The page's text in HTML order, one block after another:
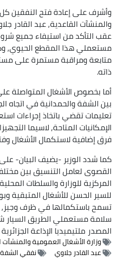
وأشرف على إعادة فتح النفقين كل
والمنشآت القاعدية, عبد القادر
عقب التأكد من استيفاء جميع شروط
مستعملي هذا المقطع الحيوي,
متابعة ومراقبة مستمرة على
ذاته.
أما بخصوص الأشغال المتواصلة
بين الشفة والحمدانية في اتجاه
تعليمات تقضي باتخاذ إجراءات
الإمكانيات المتاحة, لاسيما
فرق إضافية لاستكمال الأشغال
كما شدد الوزير -يضيف البيان- على
القصوى لعامل التنسيق بين مختلف
المركزية للوزارة والسلطات
للسير الحسن للأشغال المتبقية
تسمح باستكمالها في ظرف وجيز,
سلامة مستعملي الطريق السيار
المصدرملتيميديا الإذاعة الجزائرية
وزارة الأشغال العمومية والمنشآت
عبد القادر جلاوي
نفقي الشفة